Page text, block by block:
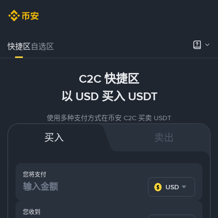
快捷区自选区
C2C 快捷区
以 USD 买入 USDT
使用多种支付方式在币安 C2C 买卖 USDT
买入 卖出
您将支付
USD
您收到